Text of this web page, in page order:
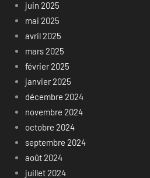
juin 2025
mai 2025
avril 2025
mars 2025
février 2025
janvier 2025
décembre 2024
novembre 2024
octobre 2024
septembre 2024
août 2024
juillet 2024